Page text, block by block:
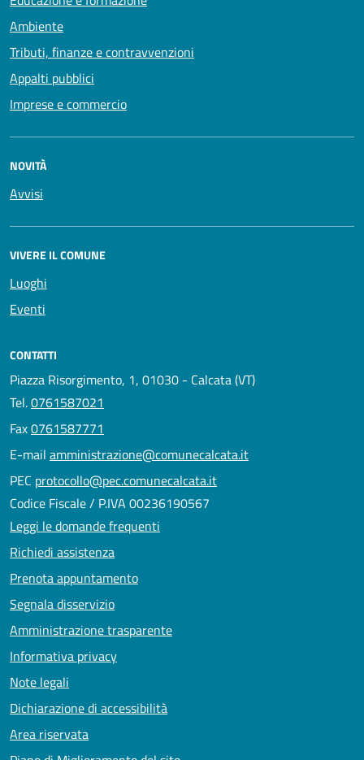
Ambiente
Tributi, finanze e contravvenzioni
Appalti pubblici
Imprese e commercio
NOVITÀ
Avvisi
VIVERE IL COMUNE
Luoghi
Eventi
CONTATTI
Piazza Risorgimento, 1, 01030 - Calcata (VT)
Tel.0761587021
Fax0761587771
E-mail amministrazione@comunecalcata.it
PEC protocollo@pec.comunecalcata.it
Codice Fiscale / P.IVA 00236190567
Leggi le domande frequenti
Richiedi assistenza
Prenota appuntamento
Segnala disservizio
Amministrazione trasparente
Informativa privacy
Note legali
Dichiarazione di accessibilità
Area riservata